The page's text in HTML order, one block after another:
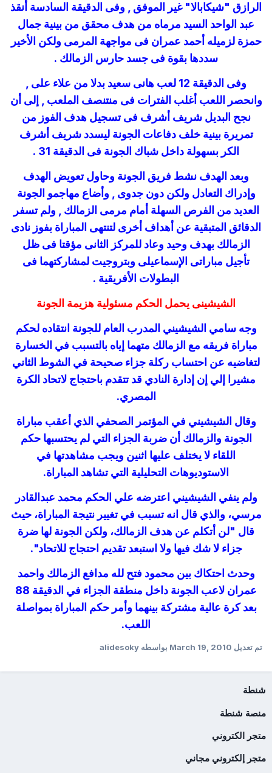
الرازق "شيكابالا" غير الموفق , وفى الدقيقة السادسة أنقذ
عبد الواحد السيد مرماه من هدف محقق من بينية جمال
حمزة لزميله أحمد عمران فى مواجهة المرمى ولكن الأخير
سددها بقوة فى جسد حارس الزمالك .
وفى الدقيقة 12 لعب هانى سعيد بدلا من علاء على ,
وانحصر اللعب أغلب الفترات فى منتنصف الملعب , إلى أن
نجح البديل شريف أشرف فى تسجيل هدف الفوز من
تمريرة بينية خلف دفاعات الجونة ليسدد شريف أشرف
الكر بسهولة داخل شباك الجونة فى الدقيقة 31 .
وبعد الهدف نشط فريق الجونة وحاول تعويض الهدف
وإدراك التعادل ولكن دون جدوى , وأضاع مهاجمو الجونة
العديد من الفرص السهلة أمام مرمى الزمالك , ولم تسفر
الدقائق المتبقية عن أهداف أخرى لتنتهى المباراة بفوز نادى
الزمالك بهدف وحيد وعاد للمركز الثانى مؤقتا فى ظل
تأجيل مباراتى الإسماعيلى وبتروجيت لمشاركتهما فى
البطولات الأفريقية .
الشيشينى يحمل الحكم مسئولية هزيمة الجونة
وجه سامي الشيشيني المدرب العام للجونة انتقاده لحكم
مباراة فريقه مع الزمالك متهما إياه بالتسبب في الخسارة
لتغاضيه عن احتساب ركلة جزاء صحيحة في الشوط الثاني
مشيرا إلي إن إدارة النادي قد تتقدم باحتجاج لاتحاد الكرة
المصري.
وقال الشيشيني في المؤتمر الصحفي الذي أعقب مباراة
الجونة والزمالك أن ضربة الجزاء التي لم يحتسبها حكم
اللقاء لا يختلف عليها اثنين ويجب مشاهدتها في
الاستوديوهات التحليلية التي تشاهد المباراة.
ولم ينفي الشيشيني اعترضه علي الحكم محمد عبدالقادر
مرسي، والذي قال انه تسبب في تغيير نتيجة المباراة، حيث
قال "لن أتكلم عن هدف الزمالك، ولكن الجونة لها ضرة
جزاء لا شك فيها ولا استبعد تقديم احتجاج للاتحاد".
وحدث احتكاك بين محمود فتح لله مدافع الزمالك واحمد
عمران لاعب الجونة داخل منطقة الجزاء في الدقيقة 88
بعد كرة عالية مشتركة بينهما وأمر حكم المباراة بمواصلة
اللعب.
تم تعديلMarch 19, 2010بواسطه alidesoky
شنطة
منصة شنطة
متجر الكتروني
متجر إلكتروني مجاني